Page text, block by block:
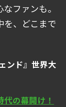
ファンも。
を、どこまで
ンド』世界大
の幕開け！